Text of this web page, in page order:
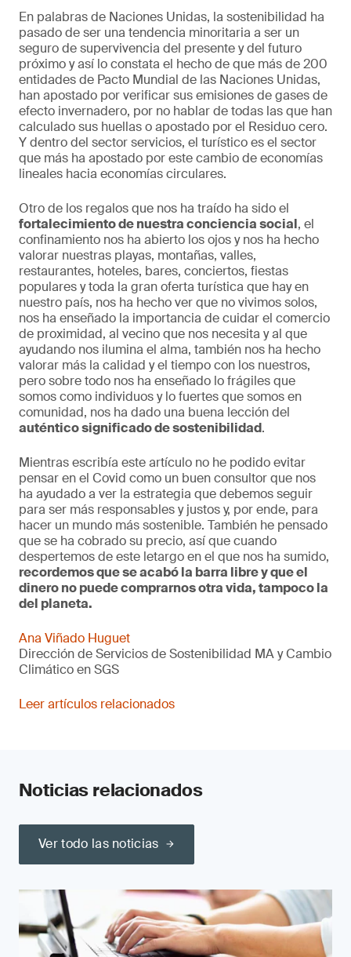
En palabras de Naciones Unidas, la sostenibilidad ha
pasado de ser una tendencia minoritaria a ser un
seguro de supervivencia del presente y del futuro
próximo y así lo constata el hecho de que más de 200
entidades de Pacto Mundial de las Naciones Unidas,
han apostado por verificar sus emisiones de gases de
efecto invernadero, por no hablar de todas las que han
calculado sus huellas o apostado por el Residuo cero.
Y dentro del sector servicios, el turístico es el sector
que más ha apostado por este cambio de economías
lineales hacia economías circulares.
Otro de los regalos que nos ha traído ha sido el
fortalecimiento de nuestra conciencia social, el
confinamiento nos ha abierto los ojos y nos ha hecho
valorar nuestras playas, montañas, valles,
restaurantes, hoteles, bares, conciertos, fiestas
populares y toda la gran oferta turística que hay en
nuestro país, nos ha hecho ver que no vivimos solos,
nos ha enseñado la importancia de cuidar el comercio
de proximidad, al vecino que nos necesita y al que
ayudando nos ilumina el alma, también nos ha hecho
valorar más la calidad y el tiempo con los nuestros,
pero sobre todo nos ha enseñado lo frágiles que
somos como individuos y lo fuertes que somos en
comunidad, nos ha dado una buena lección del
auténtico significado de sostenibilidad.
Mientras escribía este artículo no he podido evitar
pensar en el Covid como un buen consultor que nos
ha ayudado a ver la estrategia que debemos seguir
para ser más responsables y justos y, por ende, para
hacer un mundo más sostenible. También he pensado
que se ha cobrado su precio, así que cuando
despertemos de este letargo en el que nos ha sumido,
recordemos que se acabó la barra libre y que el
dinero no puede comprarnos otra vida, tampoco la
del planeta.
Ana Viñado Huguet
Dirección de Servicios de Sostenibilidad MA y Cambio
Climático en SGS
Leer artículos relacionados
Noticias relacionados
Ver todo las noticias